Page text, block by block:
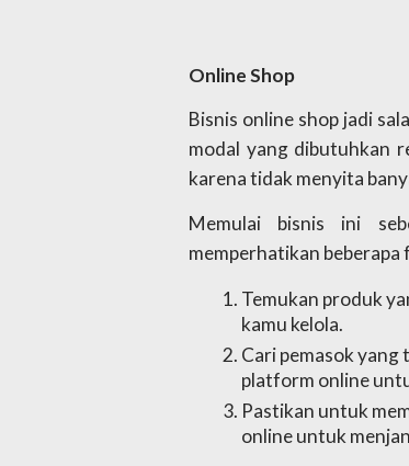
Online Shop
Bisnis online shop jadi
modal yang dibutuhkan
karena tidak menyita
Memulai bisnis ini
memperhatikan
Temukan produk
kamu kelola.
Cari pemasok yang
platform online
Pastikan untuk
online untuk